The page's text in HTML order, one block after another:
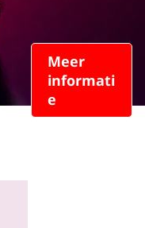
Meer
informati
e